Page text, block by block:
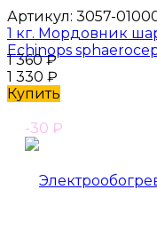
Артикул: 3057-
1 кг. Мордовник
Echinops
1 360₽
1 330 ₽
Купить
-30 ₽